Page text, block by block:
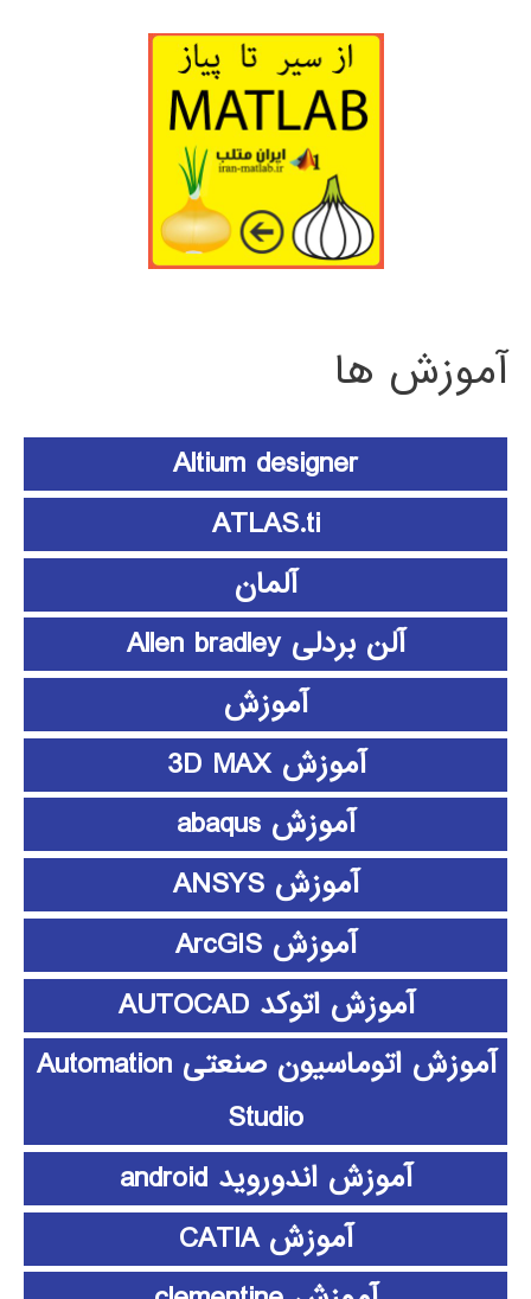
آموزش ها
Altium designer
ATLAS.ti
آلمان
آلن بردلی Allen bradley
آموزش
آموزش 3D MAX
آموزش abaqus
آموزش ANSYS
آموزش ArcGIS
آموزش اتوکد AUTOCAD
آموزش اتوماسیون صنعتی Automation
Studio
آموزش اندوروید android
آموزش CATIA